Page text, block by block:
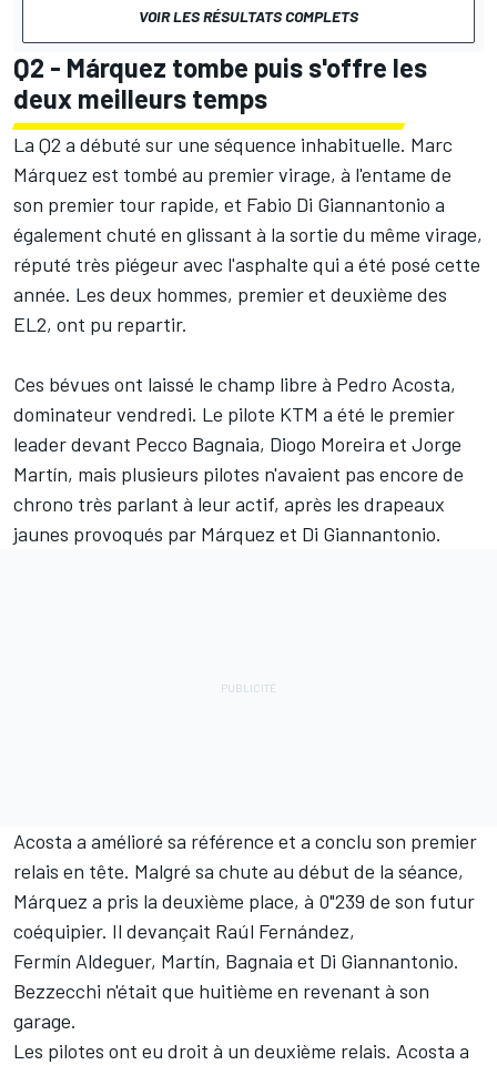
VOIR LES RÉSULTATS COMPLETS
Q2 - Márquez tombe puis s'offre les
deux meilleurs temps
La Q2 a débuté sur une séquence inhabituelle. Marc
Márquez est tombé au premier virage, à l'entame de
son premier tour rapide, et Fabio Di Giannantonio a
également chuté en glissant à la sortie du même virage,
réputé très piégeur avec l'asphalte qui a été posé cette
année. Les deux hommes, premier et deuxième des
EL2, ont pu repartir.
Ces bévues ont laissé le champ libre à Pedro Acosta,
dominateur vendredi. Le pilote KTM a été le premier
leader devant Pecco Bagnaia, Diogo Moreira et Jorge
Martín, mais plusieurs pilotes n'avaient pas encore de
chrono très parlant à leur actif, après les drapeaux
jaunes provoqués par Márquez et Di Giannantonio.
Acosta a amélioré sa référence et a conclu son premier
relais en tête. Malgré sa chute au début de la séance,
Márquez a pris la deuxième place, à 0"239 de son futur
coéquipier. Il devançait Raúl Fernández,
Fermín Aldeguer, Martín, Bagnaia et Di Giannantonio.
Bezzecchi n'était que huitième en revenant à son
garage.
Les pilotes ont eu droit à un deuxième relais. Acosta a